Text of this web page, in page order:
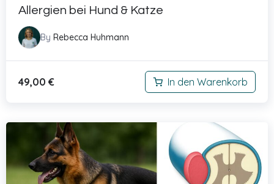
Allergien bei Hund & Katze
By Rebecca Huhmann
49,00 € In den Warenkorb